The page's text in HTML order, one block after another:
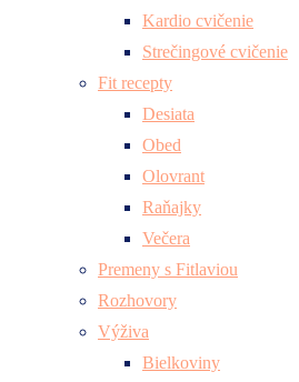
Kardio cvičenie
Strečingové cvičenie
Fit recepty
Desiata
Obed
Olovrant
Raňajky
Večera
Premeny s Fitlaviou
Rozhovory
Výživa
Bielkoviny